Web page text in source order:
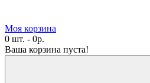
Моя корзина
0 шт. - 0р.
Ваша корзина пуста!